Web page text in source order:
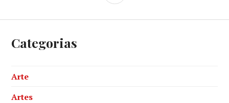
Categorias
Arte
Artes